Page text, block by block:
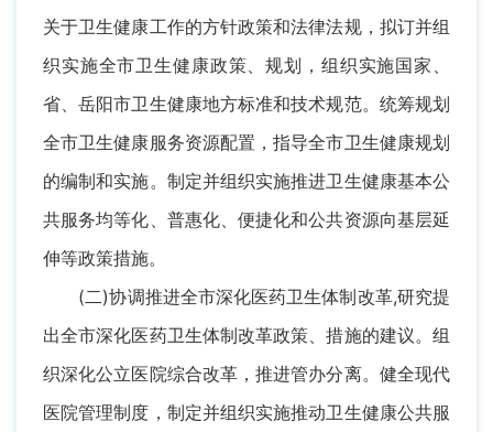
关于卫生健康工作的方针政策和法律法规，拟订并组
织实施全市卫生健康政策、规划，组织实施国家、
省、岳阳市卫生健康地方标准和技术规范。统筹规划
全市卫生健康服务资源配置，指导全市卫生健康规划
的编制和实施。制定并组织实施推进卫生健康基本公
共服务均等化、普惠化、便捷化和公共资源向基层延
伸等政策措施。
(二)协调推进全市深化医药卫生体制改革,研究提
出全市深化医药卫生体制改革政策、措施的建议。组
织深化公立医院综合改革，推进管办分离。健全现代
医院管理制度，制定并组织实施推动卫生健康公共服